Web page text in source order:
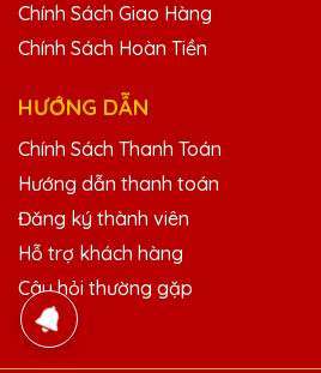
Chất lượng pha lê tại
QTG rất tốt, thiết kế đẹp
Vũ Văn Thành
25/11/2025
QTG rất tốt, thiết kế
hài lòng với sản phẩm.
Trần Văn Đức
Chính Sách Giao Hàng
Chính Sách Hoàn Tiền
HƯỚNG DẪN
Chính Sách Thanh Toán
Hướng dẫn thanh toán
Đăng ký thành viên
Hỗ trợ khách hàng
Câu hỏi thường gặp